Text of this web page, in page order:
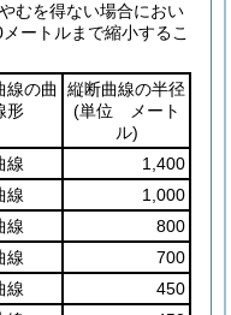
むを得ない場合におい
ートルまで縮小するこ
線の曲
形
縦断曲線の半径
(単位 メート
ル)
線
1,400
線
1,000
線
800
線
700
線
450